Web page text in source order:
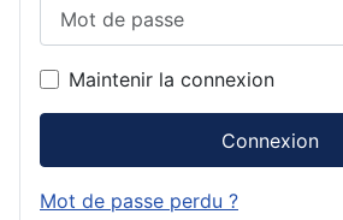
Maintenir la connexion
Connexion
Mot de passe perdu ?